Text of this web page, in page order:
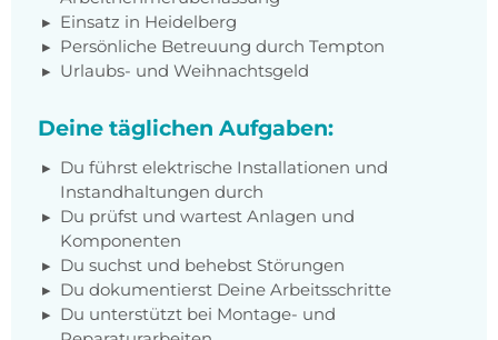
Einsatz in Heidelberg
Persönliche Betreuung durch Tempton
Urlaubs- und Weihnachtsgeld
Deine täglichen Aufgaben:
Du führst elektrische Installationen und
Instandhaltungen durch
Du prüfst und wartest Anlagen und
Komponenten
Du suchst und behebst Störungen
Du dokumentierst Deine Arbeitsschritte
Du unterstützt bei Montage- und